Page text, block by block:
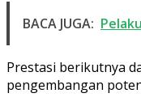
BACA JUGA:
Prestasi berikutnya
pengembangan